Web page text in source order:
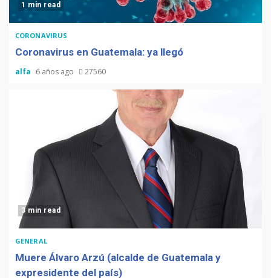
1 min read
CORONAVIRUS
Coronavirus en Guatemala: ya llegó
alfa 6 años ago 27560
3 min read
GENERAL
Muere Álvaro Arzú (alcalde de Guatemala y
expresidente del país)